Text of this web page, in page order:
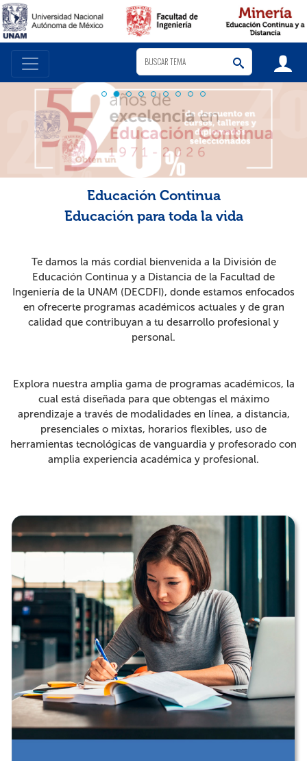
Educación Continua
Educación para toda la vida
Te damos la más cordial bienvenida a la División de
Educación Continua y a Distancia de la Facultad de
Ingeniería de la UNAM (DECDFI), donde estamos enfocados
en ofrecerte programas académicos actuales y de gran
calidad que contribuyan a tu desarrollo profesional y
personal.
Explora nuestra amplia gama de programas académicos, la
cual está diseñada para que obtengas el máximo
aprendizaje a través de modalidades en línea, a distancia,
presenciales o mixtas, horarios flexibles, uso de
herramientas tecnológicas de vanguardia y profesorado con
amplia experiencia académica y profesional.